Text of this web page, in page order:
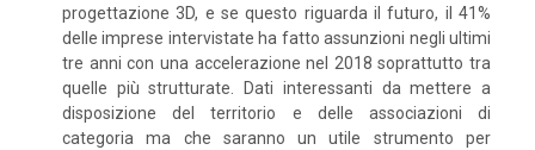
progettazione 3D, e se questo riguarda il futuro, il 41%
delle imprese intervistate ha fatto assunzioni negli ultimi
tre anni con una accelerazione nel 2018 soprattutto tra
quelle più strutturate. Dati interessanti da mettere a
disposizione del territorio e delle associazioni di
categoria ma che saranno un utile strumento per